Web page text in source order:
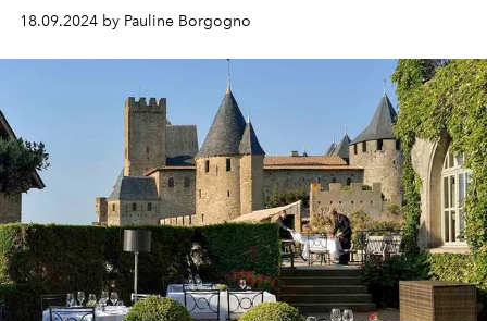
18.09.2024 by Pauline Borgogno